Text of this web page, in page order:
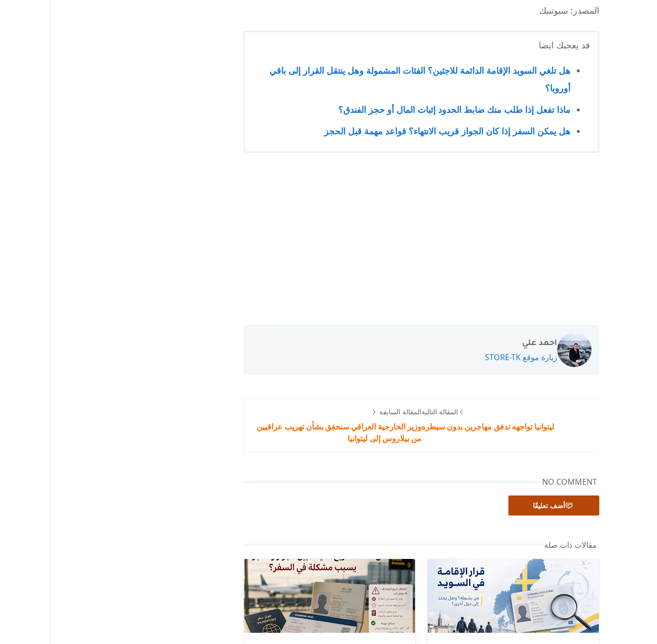
المصدر: سبوتنيك
قد يعجبك ايضا
هل تلغي السويد الإقامة الدائمة للاجئين؟ الفئات المشمولة وهل ينتقل القرار إلى باقي
أوروبا؟
ماذا تفعل إذا طلب منك ضابط الحدود إثبات المال أو حجز الفندق؟
هل يمكن السفر إذا كان الجواز قريب الانتهاء؟ قواعد مهمة قبل الحجز
احمد علي
زيارة موقع STORE-TK
المقالة التالية
ليتوانيا تواجهه تدفق مهاجرين بدون سيطره
المقالة السابقة
وزير الخارجية العراقي سنحقق بشأن تهريب عراقيين
من بيلاروس إلى ليتوانيا
NO COMMENT
أضف تعليقًا
مقالات ذات صلة